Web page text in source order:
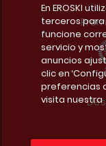
En EROSKI
terceros
funcione
servicio y
anuncios
clic en
preferencias
visita nuestra